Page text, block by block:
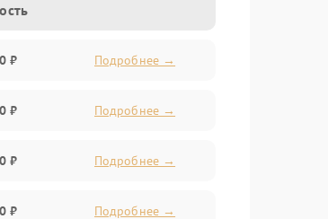
₽ Подробнее →
₽ Подробнее →
₽ Подробнее →
₽ Подробнее →